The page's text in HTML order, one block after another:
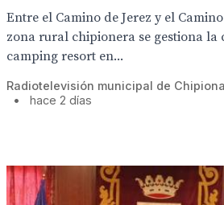
Entre el Camino de Jerez y el
zona rural chipionera se gestiona la
camping resort en...
Radiotelevisión municipal de
•
hace 2 días